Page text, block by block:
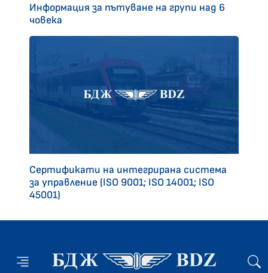
Информация за пътуване на групи над 6
човека
Сертификати на интегрирана система
за управление (ISO 9001; ISO 14001; ISO
45001)